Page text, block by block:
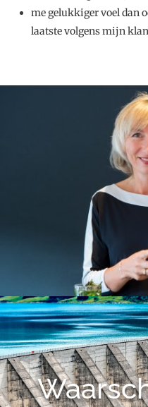
me gelukkiger voel dan
laatste volgens mijn